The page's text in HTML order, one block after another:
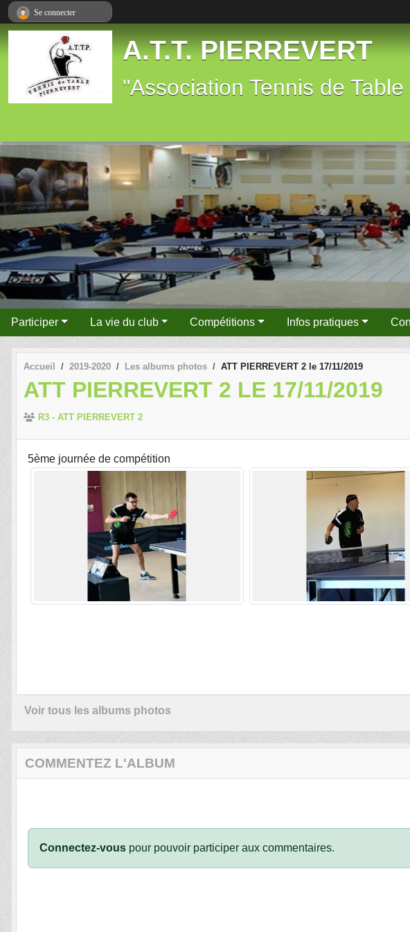
A.T.T. PIERREVERT
"Association Tennis de
Participer La vie du club Compétitions Infos pratiques
Accueil 2019-2020 Les albums photos ATT PIERREVERT 2 le 17/11/2019
ATT PIERREVERT 2 LE 17/11/2019
R3 - ATT PIERREVERT 2
5ème journée de compétition
Voir tous les albums photos
COMMENTEZ L'ALBUM
Connectez-vous pour pouvoir participer aux commentaires.
Se connecter
Panneau de gestion des cookies